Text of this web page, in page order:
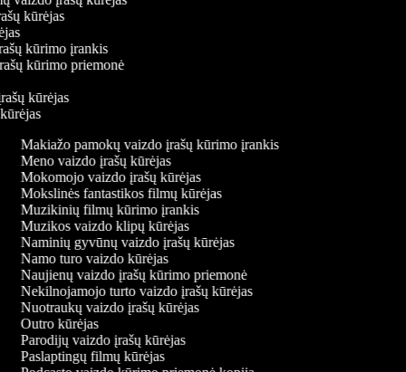
kūrėjas
kūrimo įrankis
kūrimo priemonė
kūrėjas
Makiažo pamokų vaizdo įrašų kūrimo įrankis
Meno vaizdo įrašų kūrėjas
Mokomojo vaizdo įrašų kūrėjas
Mokslinės fantastikos filmų kūrėjas
Muzikinių filmų kūrimo įrankis
Muzikos vaizdo klipų kūrėjas
Naminių gyvūnų vaizdo įrašų kūrėjas
Namo turo vaizdo kūrėjas
Naujienų vaizdo įrašų kūrimo priemonė
Nekilnojamojo turto vaizdo įrašų kūrėjas
Nuotraukų vaizdo įrašų kūrėjas
Outro kūrėjas
Parodijų vaizdo įrašų kūrėjas
Paslaptingų filmų kūrėjas